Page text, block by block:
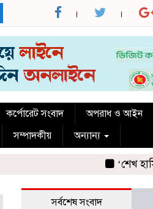
কর্পোরেট সংবাদ অপরাধ ও আইন
সম্পাদকীয় অন্যান্য
‘শেখ হাসিনা
সর্বশেষ সংবাদ